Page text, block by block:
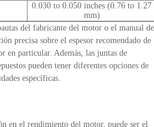
0.030 to 0.050 inches (0.76 to 1.27
mm)
del fabricante del motor o el manual de
precisa sobre el espesor recomendado de
en particular. Además, las juntas de
pueden tener diferentes opciones de
específicas.
en el rendimiento del motor, puede ser el